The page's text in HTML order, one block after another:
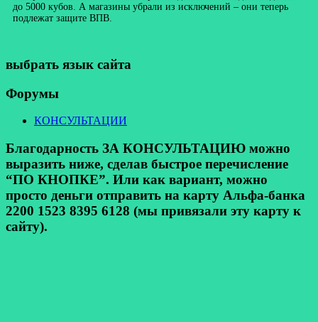
до 5000 кубов. А магазины убрали из исключений – они теперь
подлежат защите ВПВ.
выбрать язык сайта
Форумы
КОНСУЛЬТАЦИИ
Благодарность ЗА КОНСУЛЬТАЦИЮ можно
выразить ниже, сделав быстрое перечисление
“ПО КНОПКЕ”. Или как вариант, можно
просто деньги отправить на карту Альфа-банка
2200 1523 8395 6128 (мы привязали эту карту к
сайту).